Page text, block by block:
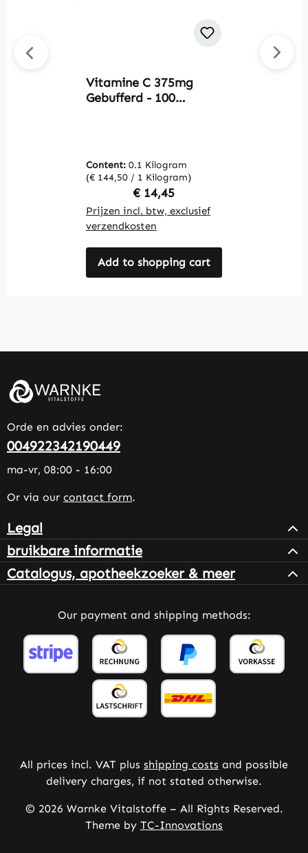
Vitamine C 375mg
Gebufferd - 100
vegan | Warnke
Vitalstoffe
Content: 0.1 Kilogram
(€ 144,50 / 1 Kilogram)
Regular price:
€ 14,45
Prijzen incl. btw, exclusief
verzendkosten
Add to shopping cart
Orde en advies onder:
004922342190449
ma-vr, 08:00 - 16:00
Or via our contact form.
Legal
bruikbare informatie
Catalogus, apotheekzoeker & meer
Our payment and shipping methods:
All prices incl. VAT plus shipping costs and possible
delivery charges, if not stated otherwise.
© 2026 Warnke Vitalstoffe – All Rights Reserved.
Theme by TC-Innovations